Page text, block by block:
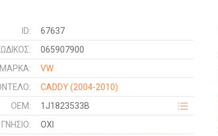
ID:
67637
065907900
ΜΑΡΚΑ:
VW
CADDY (2004-2010)
OEM:
1J1823533B
ΓΝΉΣΙΟ:
ΟΧΙ